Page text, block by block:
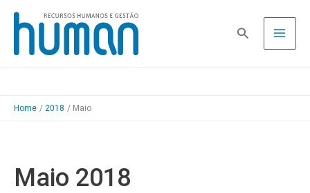
Skip
content
Pesquisa
Home 2018 Maio
Maio 2018